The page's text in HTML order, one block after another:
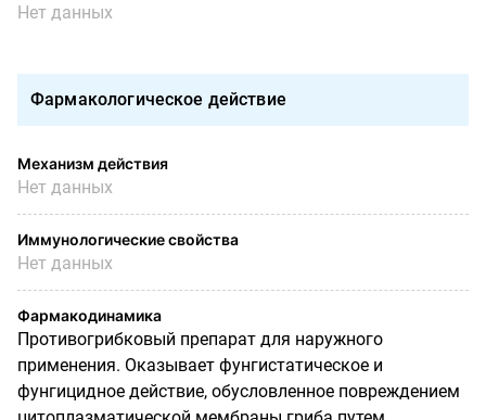
Нет данных
Фармакологическое действие
Механизм действия
Нет данных
Иммунологические свойства
Нет данных
Фармакодинамика
Противогрибковый препарат для наружного
применения. Оказывает фунгистатическое и
фунгицидное действие, обусловленное повреждением